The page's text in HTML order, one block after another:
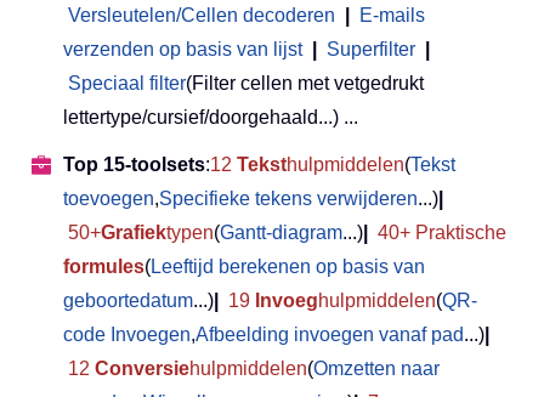
Versleutelen/Cellen decoderen
E-mails
verzenden op basis van lijst
Superfilter
Speciaal filter(Filter cellen met vetgedrukt
lettertype/cursief/doorgehaald...) ...
Top 15-toolsets:12 Teksthulpmiddelen(Tekst
toevoegen,Specifieke tekens verwijderen...)
50+Grafiektypen(Gantt-diagram...)
40+ Praktische
formules(Leeftijd berekenen op basis van
geboortedatum...) 19 Invoeghulpmiddelen(QR-
code Invoegen,Afbeelding invoegen vanaf pad...)
12 Conversiehulpmiddelen(Omzetten naar